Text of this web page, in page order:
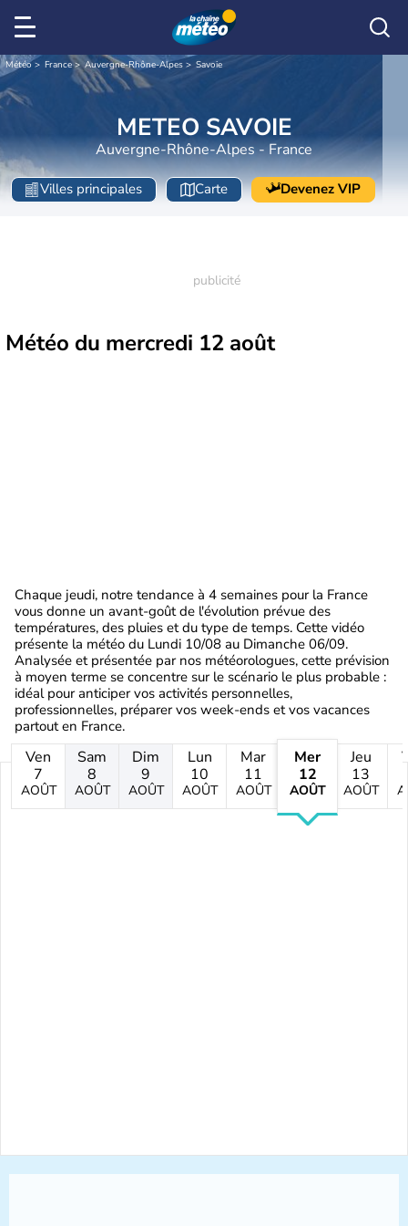
Météo France Auvergne-Rhône-Alpes Savoie
METEO SAVOIE
Auvergne-Rhône-Alpes - France
Villes principales Carte Devenez VIP
Météo du mercredi 12 août
Chaque jeudi, notre tendance à 4 semaines pour la France
vous donne un avant-goût de l'évolution prévue des
températures, des pluies et du type de temps. Cette vidéo
présente la météo du Lundi 10/08 au Dimanche 06/09.
Analysée et présentée par nos météorologues, cette prévision
à moyen terme se concentre sur le scénario le plus probable :
idéal pour anticiper vos activités personnelles,
professionnelles, préparer vos week-ends et vos vacances
partout en France.
Ven
7
AOÛT
Sam
8
AOÛT
Dim
9
AOÛT
Lun
10
AOÛT
Mar
11
AOÛT
Mer
12
AOÛT
Jeu
13
AOÛT